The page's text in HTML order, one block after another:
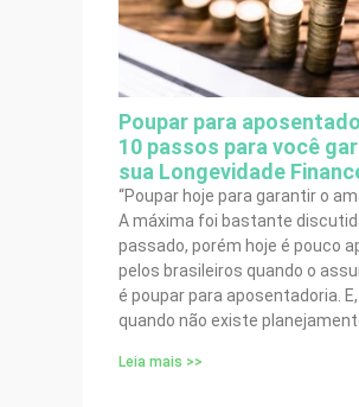
Poupar para
10 passos para você
sua Longevidade
“Poupar hoje para garantir o
A máxima foi bastante
passado, porém hoje é pouco
pelos brasileiros quando o
é poupar para aposentadoria. E,
quando não existe
Leia mais >>